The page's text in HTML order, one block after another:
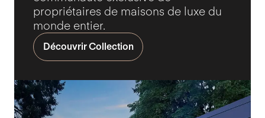
propriétaires de maisons de luxe du
monde entier.
Découvrir Collection